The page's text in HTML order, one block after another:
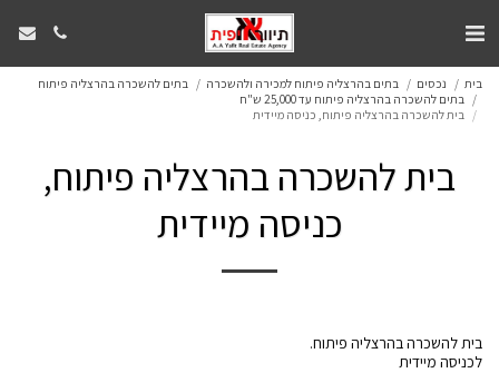
בית נכסים בתים בהרצליה פיתוח למכירה ולהשכרה
בתים להשכרה בהרצליה פיתוח
בתים להשכרה בהרצליה פיתוח עד 25,000 ש"ח
בית להשכרה בהרצליה פיתוח, כניסה מיידית
בית להשכרה בהרצליה פיתוח,
כניסה מיידית